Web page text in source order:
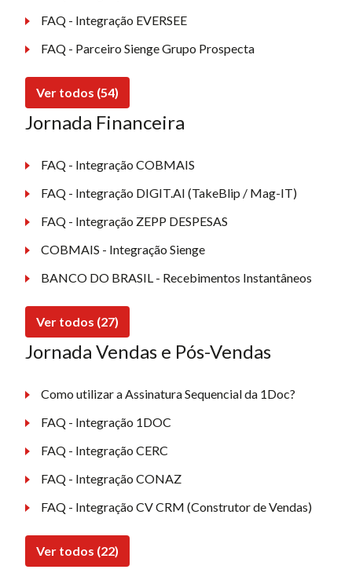
FAQ - Integração EVERSEE
FAQ - Parceiro Sienge Grupo Prospecta
Ver todos (54)
Jornada Financeira
FAQ - Integração COBMAIS
FAQ - Integração DIGIT.AI (TakeBlip / Mag-IT)
FAQ - Integração ZEPP DESPESAS
COBMAIS - Integração Sienge
BANCO DO BRASIL - Recebimentos Instantâneos
Ver todos (27)
Jornada Vendas e Pós-Vendas
Como utilizar a Assinatura Sequencial da 1Doc?
FAQ - Integração 1DOC
FAQ - Integração CERC
FAQ - Integração CONAZ
FAQ - Integração CV CRM (Construtor de Vendas)
Ver todos (22)